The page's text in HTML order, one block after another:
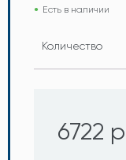
Есть в наличии
Количество
6722